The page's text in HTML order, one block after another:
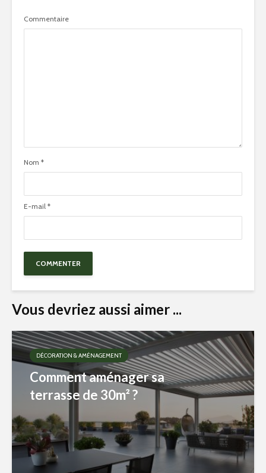
Commentaire
Nom *
E-mail *
Vous devriez aussi aimer ...
DÉCORATION & AMÉNAGEMENT
Comment aménager sa
terrasse de 30m² ?